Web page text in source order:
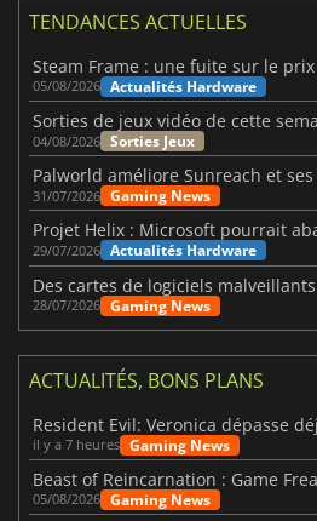
TENDANCES ACTUELLES
05/08/2026 Actualités Hardware
04/08/2026 Sorties Jeux
Palworld améliore Sunreach et
31/07/2026 Gaming News
Projet Helix : Microsoft pourrait
29/07/2026 Actualités Hardware
28/07/2026 Gaming News
ACTUALITÉS, BONS PLANS
il y a 7 heures Gaming News
05/08/2026 Gaming News